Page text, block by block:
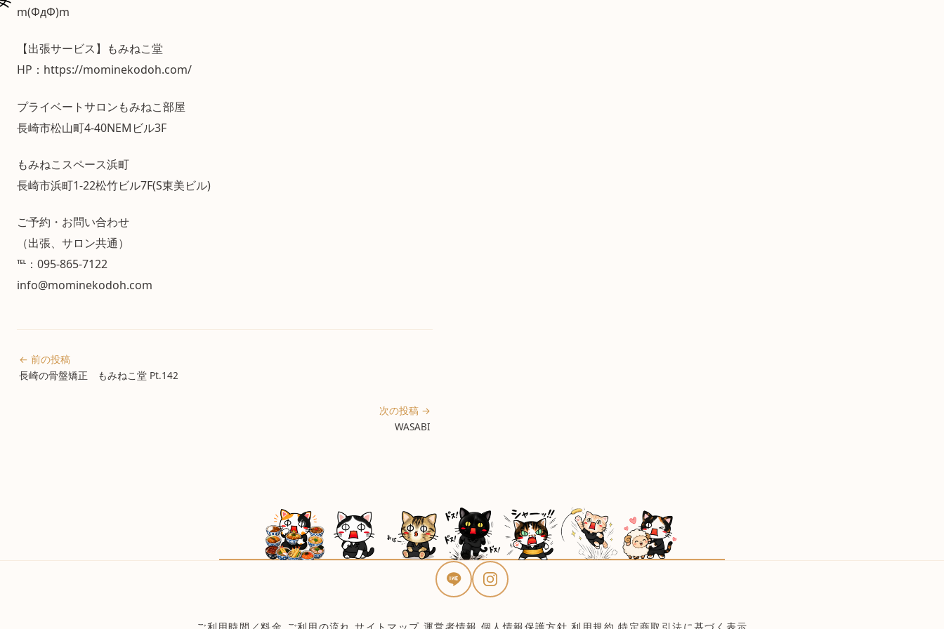
m(ΦдΦ)m
【出張サービス】もみねこ堂
HP：https://mominekodoh.com/
プライベートサロンもみねこ部屋
長崎市松山町4-40NEMビル3F
もみねこスペース浜町
長崎市浜町1-22松竹ビル7F(S東美ビル)
ご予約・お問い合わせ
（出張、サロン共通）
℡：095-865-7122
info@mominekodoh.com
← 前の投稿
長崎の骨盤矯正 もみねこ堂 Pt.142
次の投稿 →
WASABI